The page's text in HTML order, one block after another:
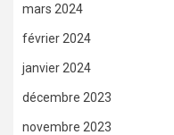
mars 2024
février 2024
janvier 2024
décembre 2023
novembre 2023